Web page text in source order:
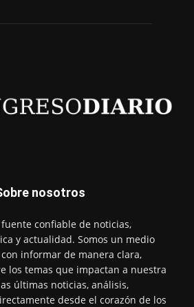
nosotros
confiable de noticias,
y actualidad. Somos un medio
informar de manera clara,
los temas que impactan a nuestra
últimas noticias, análisis,
desde el corazón de los